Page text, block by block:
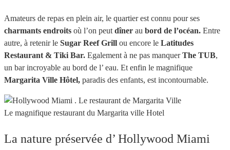
Amateurs de repas en plein air, le quartier est connu pour ses
charmants endroits où l’on peut dîner au bord de l’océan. Entre
autre, à retenir le Sugar Reef Grill ou encore le Latitudes
Restaurant & Tiki Bar. Egalement à ne pas manquerThe TUB,
un bar incroyable au bord de l’ eau. Et enfin le magnifique
Margarita Ville Hôtel, paradis des enfants, est incontournable.
Le magnifique restaurant du Margarita ville Hotel
La nature préservée d’ Hollywood Miami